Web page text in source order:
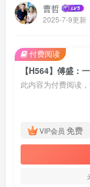
曹哲
2025-7-9更新
【H564】傅盛：
此内容为付费阅读
VIP会员 免费
付费阅读